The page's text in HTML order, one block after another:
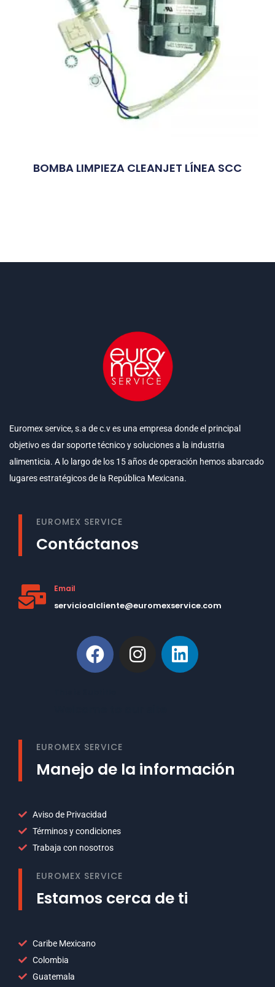
BOMBA LIMPIEZA CLEANJET LÍNEA SCC
Euromex service, s.a de c.v es una empresa donde el principal
objetivo es dar soporte técnico y soluciones a la industria
alimenticia. A lo largo de los 15 años de operación hemos abarcado
lugares estratégicos de la República Mexicana.
EUROMEX SERVICE
Contáctanos
Email
servicioalcliente@euromexservice.com
EUROMEX SERVICE
Manejo de la información
Aviso de Privacidad
Términos y condiciones
Trabaja con nosotros
EUROMEX SERVICE
Estamos cerca de ti
Caribe Mexicano
Colombia
Guatemala